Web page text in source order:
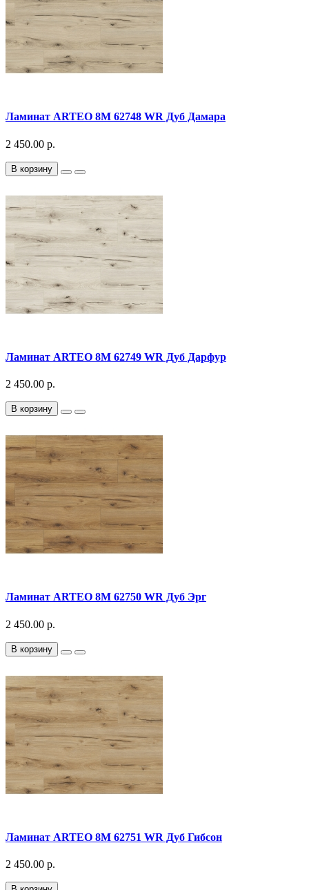
Ламинат ARTEO 8M 62748 WR Дуб Дамара
2 450.00 р.
В корзину
Ламинат ARTEO 8M 62749 WR Дуб Дарфур
2 450.00 р.
В корзину
Ламинат ARTEO 8M 62750 WR Дуб Эрг
2 450.00 р.
В корзину
Ламинат ARTEO 8M 62751 WR Дуб Гибсон
2 450.00 р.